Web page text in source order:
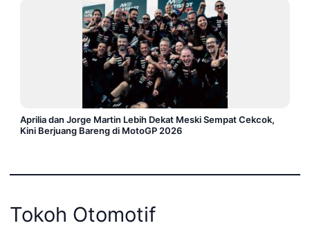
Aprilia dan Jorge Martin Lebih Dekat Meski Sempat Cekcok,
Kini Berjuang Bareng di MotoGP 2026
Tokoh Otomotif